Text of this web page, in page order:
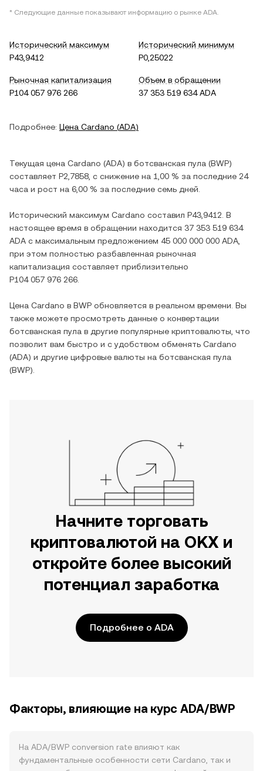
* Следующие данные показывают информацию о рынке ADA.
Исторический максимум
P43,9412
Исторический минимум
P0,25022
Рыночная капитализация
P104 057 976 266
Объем в обращении
37 353 519 634 ADA
Подробнее: Цена Cardano (ADA)
Текущая цена Cardano (ADA) в ботсванская пула (BWP)
составляет P2,7858 , c снижение на 1,00 % за последние 24
часа и рост на 6,00 % за последние семь дней.
Исторический максимум Cardano составил P43,9412 . В
настоящее время в обращении находится 37 353 519 634
ADA с максимальным предложением 45 000 000 000 ADA
при этом полностью разбавленная рыночная
капитализация составляет приблизительно
P104 057 976 266
Цена Cardano в BWP обновляется в реальном времени. Вы
также можете просмотреть данные о конвертации
ботсванская пула в другие популярные криптовалюты, что
позволит вам быстро и с удобством обменять Cardano
(ADA) и другие цифровые валюты на ботсванская пула
(BWP).
Начните торговать
криптовалютой на OKX и
откройте более высокий
потенциал заработка
Подробнее о ADA
Факторы, влияющие на курс ADA/BWP
На ADA/BWP conversion rate влияют как
фундаментальные особенности сети Cardano, так и